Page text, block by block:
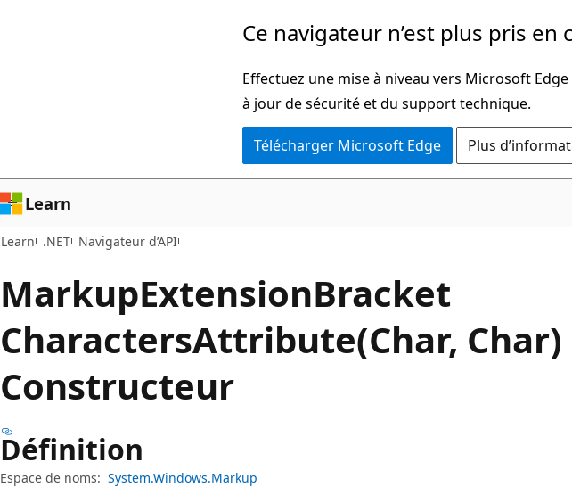
page
Ce navigateur n’est plus pris en
Effectuez une mise à niveau vers Microsoft
à jour de sécurité et du support technique.
Télécharger Microsoft Edge Plus
Learn
Learn .NET Navigateur d’API
MarkupExtensionBracket
CharactersAttribute(Char, Char)
Constructeur
Définition
Espace de noms: System.Windows.Markup